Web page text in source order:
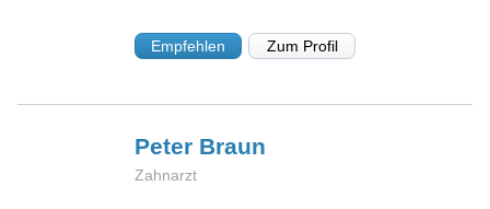
Empfehlen Zum Profil
Peter Braun
Zahnarzt